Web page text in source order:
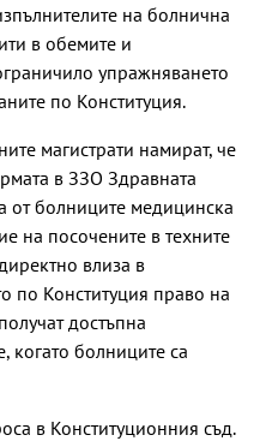
на болнична
в обемите и
упражняването
по Конституция.
магистрати намират, че
в ЗЗО Здравната
от болниците медицинска
на посочените в техните
влиза в
по Конституция право на
достъпна
когато болниците са
в Конституционния съд.